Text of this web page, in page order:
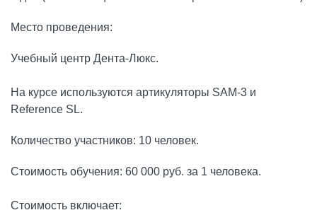
Место проведения:
Учебный центр Дента-Люкс.
На курсе используются артикуляторы SAM-3 и
Reference SL.
Количество участников: 10 человек.
Стоимость обучения: 60 000 руб. за 1 человека.
Стоимость включает: